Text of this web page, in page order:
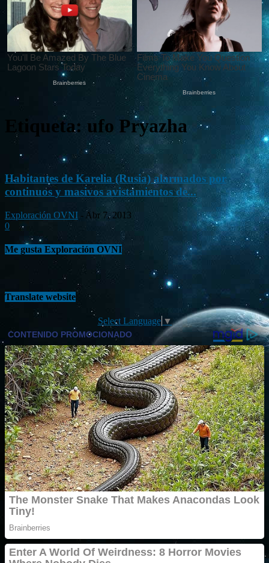
Etiqueta: ufo Pryazha
Habitantes de Karelia (Rusia) alarmados por
continuos y masivos avistamientos de...
Exploración OVNI - Abr 7, 2013
0
Me gusta Exploración OVNI
Translate website
Select Language ▼